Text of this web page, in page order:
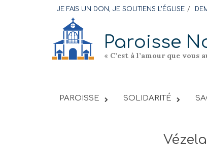
content
JE FAIS UN DON, JE SOUTIENS L’ÉGLISE
Paroisse
« C’est à l’amour que
PAROISSE SOLIDARITÉ